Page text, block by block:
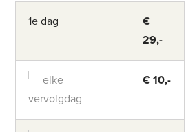
1e dag
€
29,-
elke
vervolgdag
€ 10,-